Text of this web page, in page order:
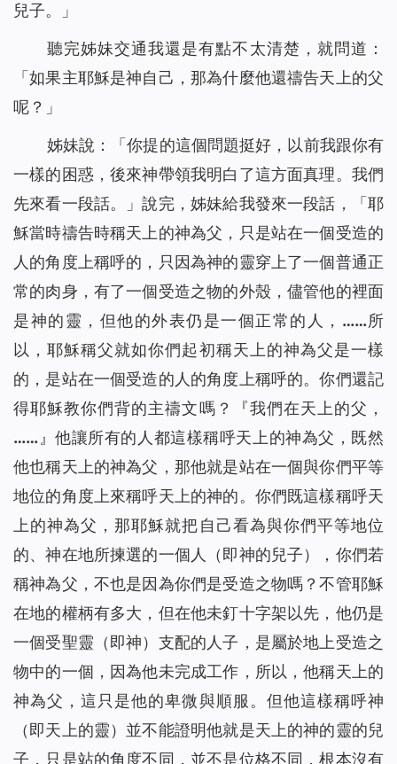
兒子。」
聽完姊妹交通我還是有點不太清楚，就問道：
「如果主耶穌是神自己，那為什麼他還禱告天上的父
呢？」
姊妹說：「你提的這個問題挺好，以前我跟你有
一樣的困惑，後來神帶領我明白了這方面真理。我們
先來看一段話。」說完，姊妹給我發來一段話，「 耶
穌當時禱告時稱天上的神為父，只是站在一個受造的
人的角度上稱呼的，只因為神的靈穿上了一個普通正
常的肉身，有了一個受造之物的外殼，儘管他的裡面
是神的靈，但他的外表仍是一個正常的人，……所
以，耶穌稱父就如你們起初稱天上的神為父是一樣
的，是站在一個受造的人的角度上稱呼的。你們還記
得耶穌教你們背的主禱文嗎？『我們在天上的父，
……』他讓所有的人都這樣稱呼天上的神為父，既然
他也稱天上的神為父，那他就是站在一個與你們平等
地位的角度上來稱呼天上的神的。你們既這樣稱呼天
上的神為父，那耶穌就把自己看為與你們平等地位
的、神在地所揀選的一個人（即神的兒子），你們若
稱神為父，不也是因為你們是受造之物嗎？不管耶穌
在地的權柄有多大，但在他未釘十字架以先，他仍是
一個受聖靈（即神）支配的人子，是屬於地上受造之
物中的一個，因為他未完成工作，所以，他稱天上的
神為父，這只是他的卑微與順服。但他這樣稱呼神
（即天上的靈）並不能證明他就是天上的神的靈的兒
子，只是站的角度不同，並不是位格不同，根本沒有